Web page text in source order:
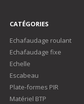
CATÉGORIES
Echafaudage roulant
Echafaudage fixe
Echelle
Escabeau
Plate-formes PIR
Matériel BTP